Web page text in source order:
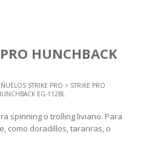
HUNCHBACK
STRIKE PRO > STRIKE PRO
EG-112BL
spinning o trolling liviano. Para
como doradillos, tarariras, o